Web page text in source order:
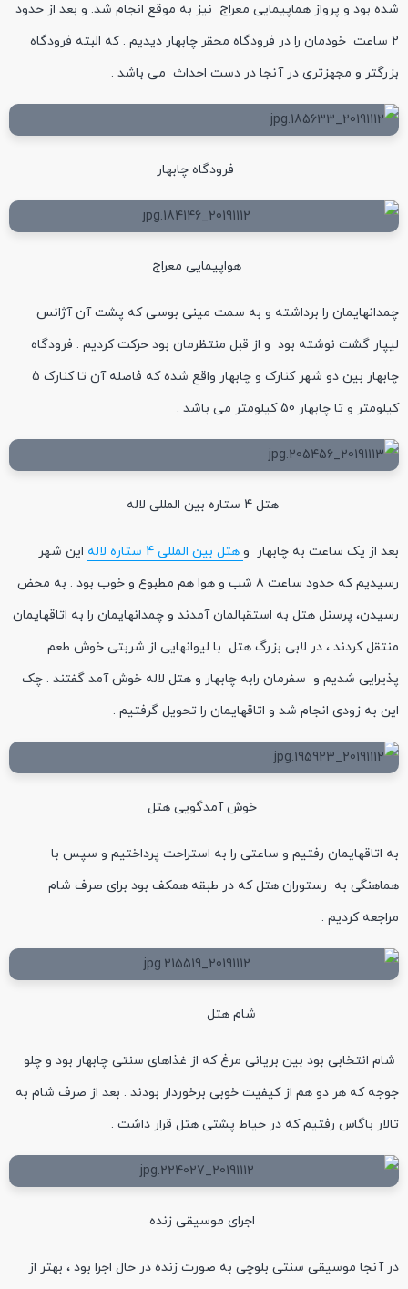
شده بود و پرواز هماپیمایی معراج نیز به موقع انجام شد. و بعد از حدود
2 ساعت خودمان را در فرودگاه محقر چابهار دیدیم . که البته فرودگاه
بزرگتر و مجهزتری در آنجا در دست احداث می باشد .
فرودگاه چابهار
هواپیمایی معراج
چمدانهایمان را برداشته و به سمت مینی بوسی که پشت آن آژانس
لیپار گشت نوشته بود و از قبل منتظرمان بود حرکت کردیم . فرودگاه
چابهار بین دو شهر کنارک و چابهار واقع شده که فاصله آن تا کنارک 5
کیلومتر و تا چابهار 50 کیلومتر می باشد .
هتل 4 ستاره بین المللی لاله
بعد از یک ساعت به چابهار و هتل بین المللی 4 ستاره لاله
این شهر
رسیدیم که حدود ساعت 8 شب و هوا هم مطبوع و خوب بود . به محض
رسیدن، پرسنل هتل به استقبالمان آمدند و چمدانهایمان را به اتاقهایمان
منتقل کردند ، در لابی بزرگ هتل با لیوانهایی از شربتی خوش طعم
پذیرایی شدیم و سفرمان رابه چابهار و هتل لاله خوش آمد گفتند . چک
این به زودی انجام شد و اتاقهایمان را تحویل گرفتیم .
خوش آمدگویی هتل
به اتاقهایمان رفتیم و ساعتی را به استراحت پرداختیم و سپس با
هماهنگی به رستوران هتل که در طبقه همکف بود برای صرف شام
مراجعه کردیم .
شام هتل
شام انتخابی بود بین بریانی مرغ که از غذاهای سنتی چابهار بود و چلو
جوجه که هر دو هم از کیفیت خوبی برخوردار بودند . بعد از صرف شام به
تالار باگاس رفتیم که در حیاط پشتی هتل قرار داشت .
اجرای موسیقی زنده
در آنجا موسیقی سنتی بلوچی به صورت زنده در حال اجرا بود ، بهتر از